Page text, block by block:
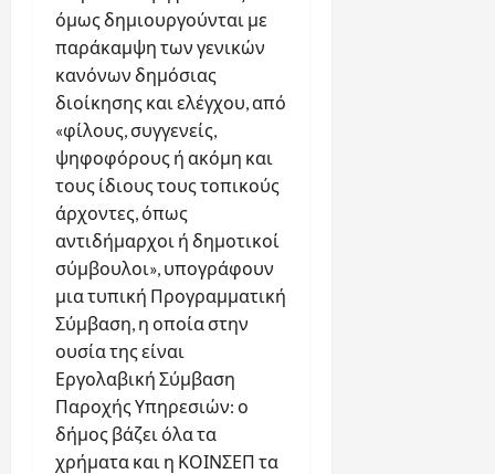
όμως δημιουργούνται με
παράκαμψη των γενικών
κανόνων δημόσιας
διοίκησης και ελέγχου, από
«φίλους, συγγενείς,
ψηφοφόρους ή ακόμη και
τους ίδιους τους τοπικούς
άρχοντες, όπως
αντιδήμαρχοι ή δημοτικοί
σύμβουλοι», υπογράφουν
μια τυπική Προγραμματική
Σύμβαση, η οποία στην
ουσία της είναι
Εργολαβική Σύμβαση
Παροχής Υπηρεσιών: ο
δήμος βάζει όλα τα
χρήματα και η ΚΟΙΝΣΕΠ τα